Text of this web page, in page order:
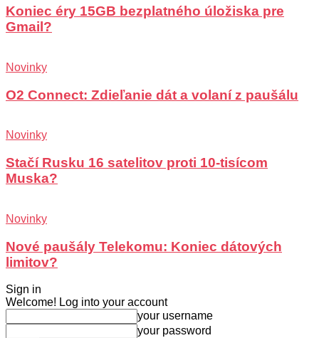
Koniec éry 15GB bezplatného úložiska pre
Gmail?
Novinky
O2 Connect: Zdieľanie dát a volaní z paušálu
Novinky
Stačí Rusku 16 satelitov proti 10-tisícom
Muska?
Novinky
Nové paušály Telekomu: Koniec dátových
limitov?
Sign in
Welcome! Log into your account
your username
your password